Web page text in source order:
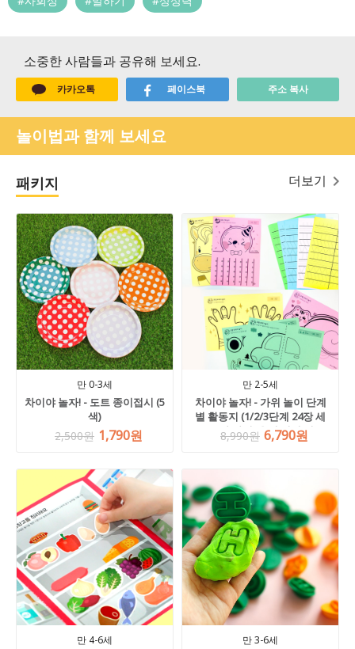
소중한 사람들과 공유해 보세요.
카카오톡 페이스북 주소 복사
놀이법과 함께 보세요
패키지 더보기
만 0-3세
차이야 놀자! - 도트 종이접시 (5
색)
2,500원 1,790원
만 2-5세
차이야 놀자! - 가위 놀이 단계
별 활동지 (1/2/3단계 24장 세
트, 유아 가위, 옵션 선택 필수)
8,990원 6,790원
만 4-6세 만 3-6세